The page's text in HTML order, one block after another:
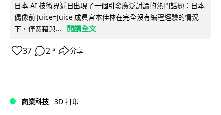
日本 AI 技術界近日出現了一個引發廣泛討論的熱門話題：日本
偶像前 Juice=Juice 成員宮本佳林在完全沒有編程經驗的情況
下，僅憑藉與...
閱讀全文
37 2 ↗ 分享
商業科技 3D 打印